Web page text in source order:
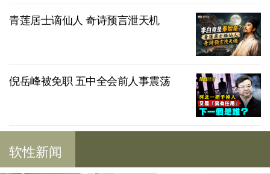
青莲居士谪仙人 奇诗预言泄天机
倪岳峰被免职 五中全会前人事震荡
软性新闻